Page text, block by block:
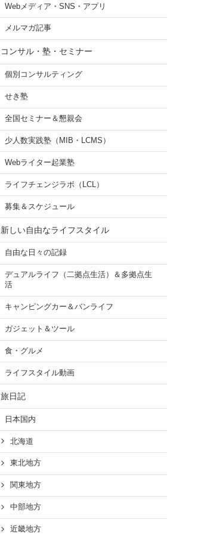
Webメディア・SNS・アプリ
メルマガ記事
コンサル・塾・セミナー
個別コンサルティング
せき塾
全国セミナー＆懇親会
少人数実践塾（MIB・LCMS）
Webライター起業塾
ライフチェンジラボ（LCL）
募集＆スケジュール
新しい自由なライフスタイル
自由な日々の記録
デュアルライフ（二拠点生活）＆多拠点生
活
キャンピングカー＆バンライフ
ガジェット＆ツール
食・グルメ
ライフスタイル動画
旅日記
日本国内
北海道
東北地方
関東地方
中部地方
近畿地方